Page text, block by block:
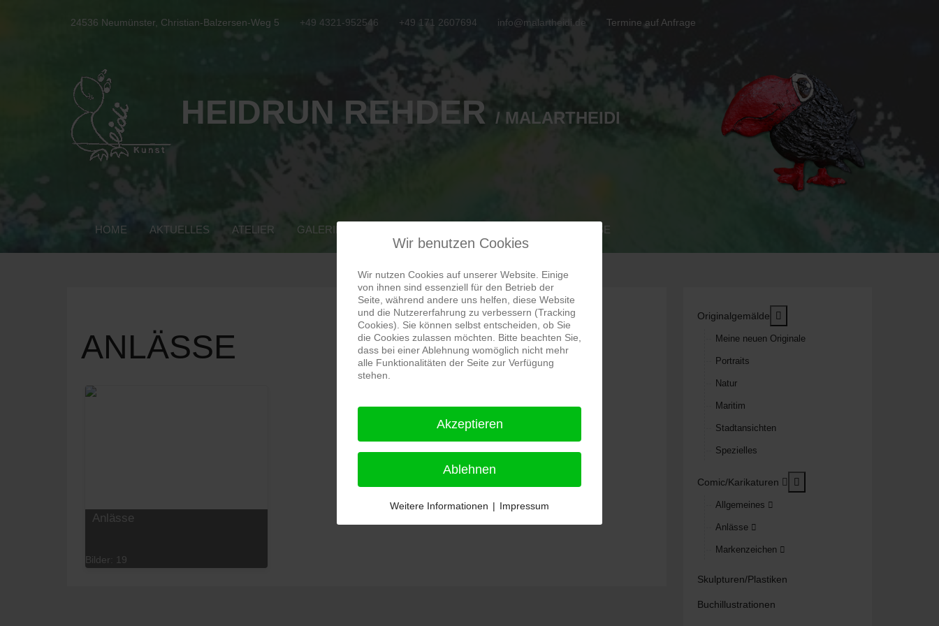
24536 Neumünster, Christian-Balzersen-Weg 5 +49 4321-952546 +49 171 2607694 info@malartheidi.de Termine auf Anfrage
HEIDRUN REHDER / MALARTHEIDI
HOME AKTUELLES ATELIER GALERIE MALKURSE
ANLÄSSE
Anlässe
Bilder: 19
Originalgemälde
Meine neuen Originale
Portraits
Natur
Maritim
Stadtansichten
Spezielles
Comic/Karikaturen
Allgemeines
Anlässe
Markenzeichen
Skulpturen/Plastiken
Buchillustrationen
Wir benutzen Cookies
Wir nutzen Cookies auf unserer Website. Einige
von ihnen sind essenziell für den Betrieb der
Seite, während andere uns helfen, diese Website
und die Nutzererfahrung zu verbessern (Tracking
Cookies). Sie können selbst entscheiden, ob Sie
die Cookies zulassen möchten. Bitte beachten Sie,
dass bei einer Ablehnung womöglich nicht mehr
alle Funktionalitäten der Seite zur Verfügung
stehen.
Akzeptieren
Ablehnen
Weitere Informationen | Impressum